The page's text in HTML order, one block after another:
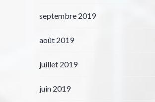
septembre 2019
août 2019
juillet 2019
juin 2019